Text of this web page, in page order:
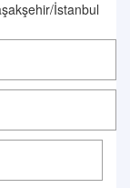
İstanbul